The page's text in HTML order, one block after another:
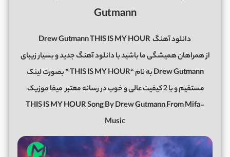
Gutmann
دانلود آهنگDrew Gutmann THIS IS MY HOUR
از همراهان همیشگی ما باشید با دانلود آهنگ جدید و بسیار زیبای
Drew Gutmann به نام “THIS IS MY HOUR ” بصورت لینک
مستقیم و با 2 کیفیت عالی و خوب در رسانه معتبر
میفا موزیک
THIS IS MY HOUR Song By Drew Gutmann From Mifa-
Music